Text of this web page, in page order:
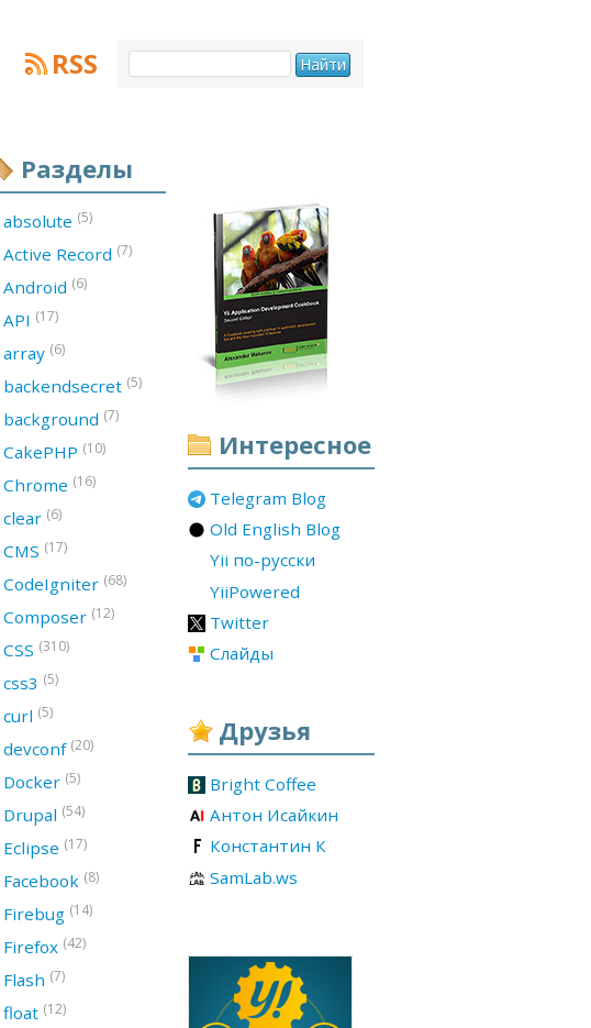
RSS
Интересное
Telegram Blog
Old English Blog
Yii по-русски
YiiPowered
Twitter
Слайды
Друзья
Bright Coffee
Антон Исайкин
Константин К
SamLab.ws
Разделы
absolute (5)
Active Record (7)
Android (6)
API (17)
array (6)
backendsecret (5)
background (7)
CakePHP (10)
Chrome (16)
clear (6)
CMS (17)
CodeIgniter (68)
Composer (12)
CSS (310)
css3 (5)
curl (5)
devconf (20)
Docker (5)
Drupal (54)
Eclipse (17)
Facebook (8)
Firebug (14)
Firefox (42)
Flash (7)
float (12)